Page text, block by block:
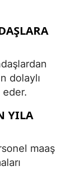
dolaylı
YILA
maaş